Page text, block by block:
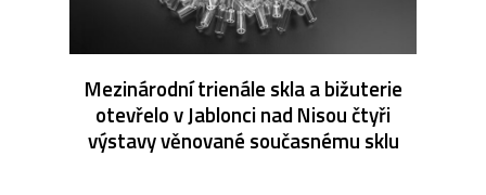
Mezinárodní trienále skla a bižuterie
otevřelo v Jablonci nad Nisou čtyři
výstavy věnované současnému sklu